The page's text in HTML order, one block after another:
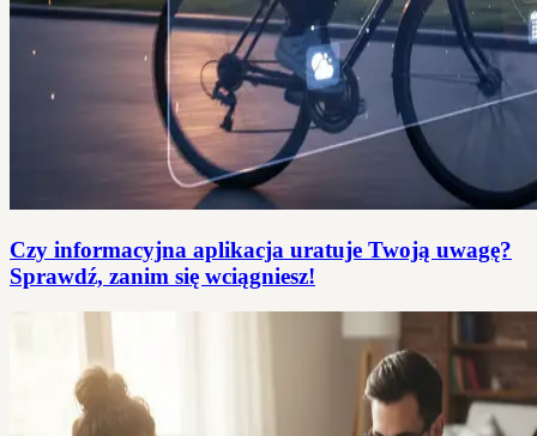
Czy informacyjna aplikacja uratuje Twoją uwagę?
Sprawdź, zanim się wciągniesz!